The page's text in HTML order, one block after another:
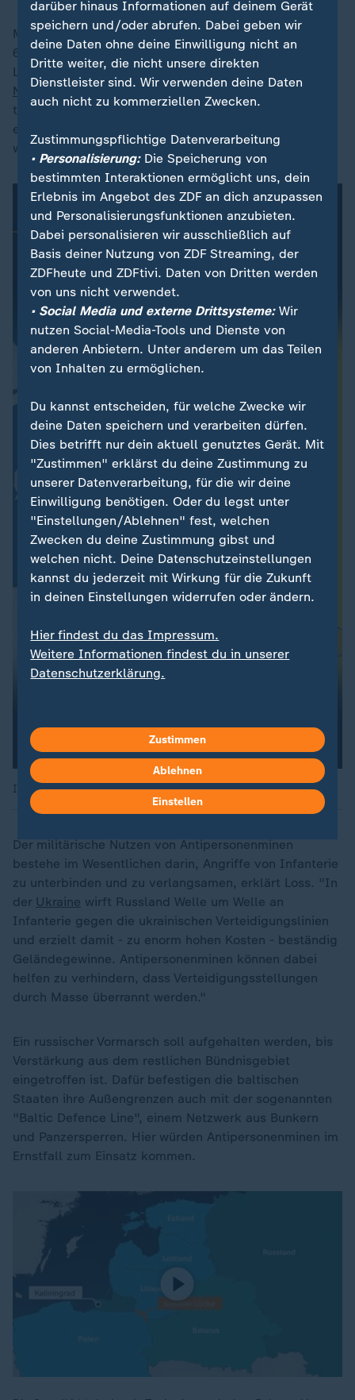
Mit einem schnellen Vorstoß könnte Russland auch die
65 Kilometer breite Suwalki-Lücke zwischen Polen und
Litauen besetzen und das Baltikum so vom restlichen
Nato-Gebietabschneiden. Einen solchen Angriff
trainieren Russlands Streitkräfte seit Jahren, und
europäische Sicherheitsbehörden halten ihn für in
wenigen Jahren möglich.
Infografik: Der neue Eiserne Vorhang
Der militärische Nutzen von Antipersonenminen
bestehe im Wesentlichen darin, Angriffe von Infanterie
zu unterbinden und zu verlangsamen, erklärt Loss. "In
der Ukraine wirft Russland Welle um Welle an
Infanterie gegen die ukrainischen Verteidigungslinien
und erzielt damit - zu enorm hohen Kosten - beständig
Geländegewinne. Antipersonenminen können dabei
helfen zu verhindern, dass Verteidigungsstellungen
durch Masse überrannt werden."
Ein russischer Vormarsch soll aufgehalten werden, bis
Verstärkung aus dem restlichen Bündnisgebiet
eingetroffen ist. Dafür befestigen die baltischen
Staaten ihre Außengrenzen auch mit der sogenannten
"Baltic Defence Line", einem Netzwerk aus Bunkern
und Panzersperren. Hier würden Antipersonenminen im
Ernstfall zum Einsatz kommen.
darüber hinaus Informationen auf deinem Gerät
speichern und/oder abrufen. Dabei geben wir
deine Daten ohne deine Einwilligung nicht an
Dritte weiter, die nicht unsere direkten
Dienstleister sind. Wir verwenden deine Daten
auch nicht zu kommerziellen Zwecken.
Zustimmungspflichtige Datenverarbeitung
• Personalisierung:Die Speicherung von
bestimmten Interaktionen ermöglicht uns, dein
Erlebnis im Angebot des ZDF an dich anzupassen
und Personalisierungsfunktionen anzubieten.
Dabei personalisieren wir ausschließlich auf
Basis deiner Nutzung von ZDF Streaming, der
ZDFheute und ZDFtivi. Daten von Dritten werden
von uns nicht verwendet.
• Social Media und externe Drittsysteme:Wir
nutzen Social-Media-Tools und Dienste von
anderen Anbietern. Unter anderem um das Teilen
von Inhalten zu ermöglichen.
Du kannst entscheiden, für welche Zwecke wir
deine Daten speichern und verarbeiten dürfen.
Dies betrifft nur dein aktuell genutztes Gerät. Mit
"Zustimmen" erklärst du deine Zustimmung zu
unserer Datenverarbeitung, für die wir deine
Einwilligung benötigen. Oder du legst unter
"Einstellungen/Ablehnen" fest, welchen
Zwecken du deine Zustimmung gibst und
welchen nicht. Deine Datenschutzeinstellungen
kannst du jederzeit mit Wirkung für die Zukunft
in deinen Einstellungen widerrufen oder ändern.
Hier findest du das Impressum.
Weitere Informationen findest du in unserer
Datenschutzerklärung.
Zustimmen
Ablehnen
Einstellen